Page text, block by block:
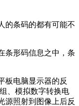
的条码的都有可能不
条形码信息之中，条
板电脑显示器的反
、模拟数字转换电
源照射到图像上后反